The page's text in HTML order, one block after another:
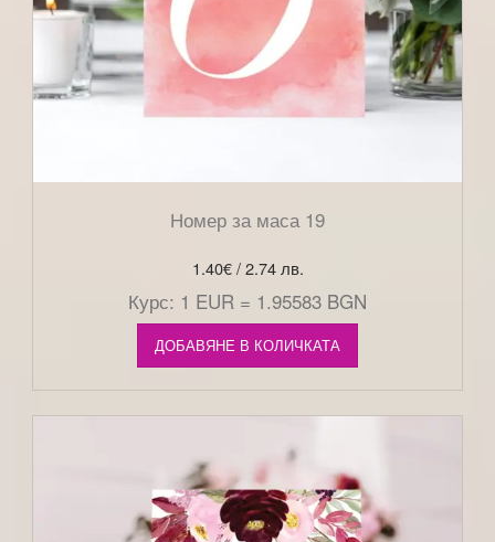
Номер за маса 19
1.40€/ 2.74 лв.
Курс: 1 EUR = 1.95583 BGN
ДОБАВЯНЕ В КОЛИЧКАТА